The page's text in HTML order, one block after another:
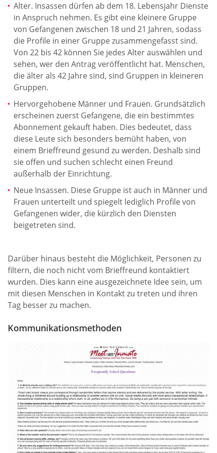
Alter. Insassen dürfen ab dem 18. Lebensjahr Dienste
in Anspruch nehmen. Es gibt eine kleinere Gruppe
von Gefangenen zwischen 18 und 21 Jahren, sodass
die Profile in einer Gruppe zusammengefasst sind.
Von 22 bis 42 können Sie jedes Alter auswählen und
sehen, wer den Antrag veröffentlicht hat. Menschen,
die älter als 42 Jahre sind, sind Gruppen in kleineren
Gruppen.
Hervorgehobene Männer und Frauen. Grundsätzlich
erscheinen zuerst Gefangene, die ein bestimmtes
Abonnement gekauft haben. Dies bedeutet, dass
diese Leute sich besonders bemüht haben, von
einem Brieffreund gesund zu werden. Deshalb sind
sie offen und suchen schlecht einen Freund
außerhalb der Einrichtung.
Neue Insassen. Diese Gruppe ist auch in Männer und
Frauen unterteilt und spiegelt lediglich Profile von
Gefangenen wider, die kürzlich den Diensten
beigetreten sind.
Darüber hinaus besteht die Möglichkeit, Personen zu
filtern, die noch nicht vom Brieffreund kontaktiert
wurden. Dies kann eine ausgezeichnete Idee sein, um
mit diesen Menschen in Kontakt zu treten und ihren
Tag besser zu machen.
Kommunikationsmethoden